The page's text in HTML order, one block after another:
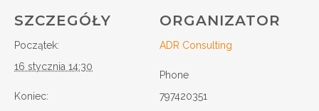
SZCZEGÓŁY
Początek:
16 stycznia 14:30
Koniec:
ORGANIZATOR
ADR Consulting
Phone
797420351